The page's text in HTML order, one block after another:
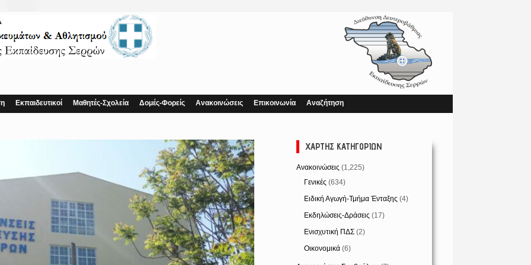
Εκπαιδευτικοί Μαθητές-Σχολεία Δομές-Φορείς Ανακοινώσεις Επικοινωνία Αναζήτηση
ΧΆΡΤΗΣ ΚΑΤΗΓΟΡΙΏΝ
Ανακοινώσεις (1,225)
Γενικές (634)
Ειδική Αγωγή-Τμήμα Ένταξης (4)
Εκδηλώσεις-Δράσεις (17)
Ενισχυτική ΠΔΣ (2)
Οικονομικά (6)